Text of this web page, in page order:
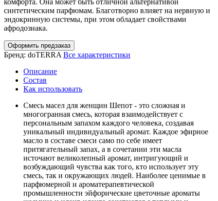
комфорта. Она может быть отличной альтернативой
синтетическим парфюмам. Благотворно влияет на нервную и
эндокринную системы, при этом обладает свойствами
афродозиака.
Оформить предзаказ
Бренд: doTERRA Все характеристики
Описание
Состав
Как использовать
Смесь масел для женщин Шепот - это сложная и
многогранная смесь, которая взаимодействует с
персональным запахом каждого человека, создавая
уникальный индивидуальный аромат. Каждое эфирное
масло в составе смеси само по себе имеет
притягательный запах, а в сочетании эти масла
источают великолепный аромат, интригующий и
возбуждающий чувства как того, кто использует эту
смесь, так и окружающих людей. Наиболее ценимые в
парфюмерной и ароматерапевтической
промышленности эйфорические цветочные ароматы